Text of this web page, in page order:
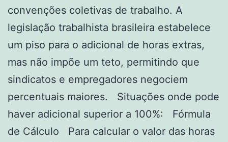
convenções coletivas de trabalho. A
legislação trabalhista brasileira estabelece
um piso para o adicional de horas extras,
mas não impõe um teto, permitindo que
sindicatos e empregadores negociem
percentuais maiores. Situações onde pode
haver adicional superior a 100%: Fórmula
de Cálculo Para calcular o valor das horas